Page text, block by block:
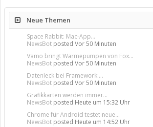
Neue Themen
Space Rabbit: Mac-App...
NewsBot posted Vor 50 Minuten
Vamo bringt Wärmepumpen von Fox...
NewsBot posted Vor 50 Minuten
Datenleck bei Framework:...
NewsBot posted Vor 50 Minuten
Grafikkarten werden immer...
NewsBot posted Heute um 15:32 Uhr
Chrome für Android testet neue...
NewsBot posted Heute um 14:52 Uhr